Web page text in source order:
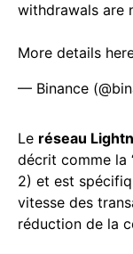
withdrawals are
More details
— Binance
Le réseau
décrit comme la
2) et est
vitesse des
réduction de la